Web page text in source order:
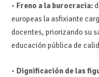
• Freno a la burocracia:
europeas la asfixiante
docentes, priorizando su
educación pública de
• Dignificación de las